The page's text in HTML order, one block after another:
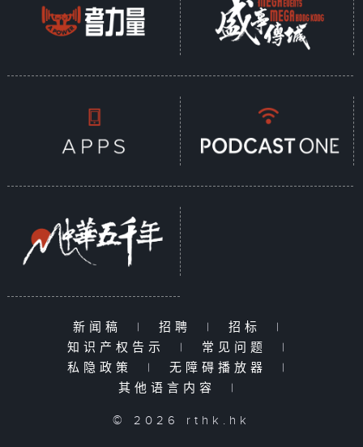
新闻稿 | 招聘 | 招标
|
知识产权告示
| 常见问题
|
私隐政策
| 无障碍播放器
|
其他语言内容
|
© 2026 rthk.hk